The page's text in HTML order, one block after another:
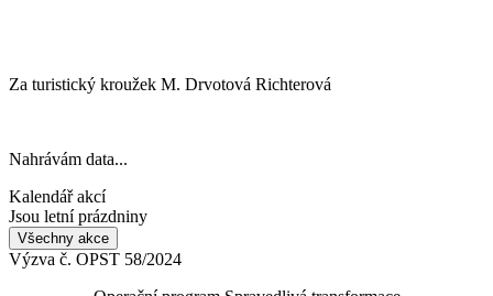
Za turistický kroužek M. Drvotová Richterová
Nahrávám data...
Kalendář akcí
Jsou letní prázdniny
Všechny akce
Výzva č. OPST 58/2024